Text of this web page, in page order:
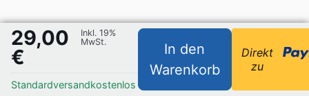
29,00
€
Inkl. 19%
MwSt.
Standardversandkostenlos
In den
Warenkorb
Direkt
zu